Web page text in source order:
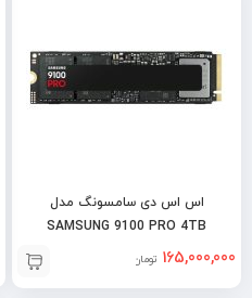
اس اس دی سامسونگ مدل
SAMSUNG 9100 PRO 4TB
165,000,000 تومان